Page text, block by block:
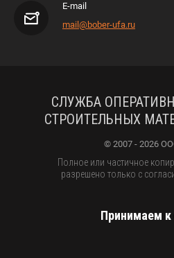
E-mail
mail@bober-ufa.ru
СЛУЖБА
СТРОИТЕЛЬНЫХ
© 2007 - 2026
Полное или частичное
разрешено только с
Принимаем к